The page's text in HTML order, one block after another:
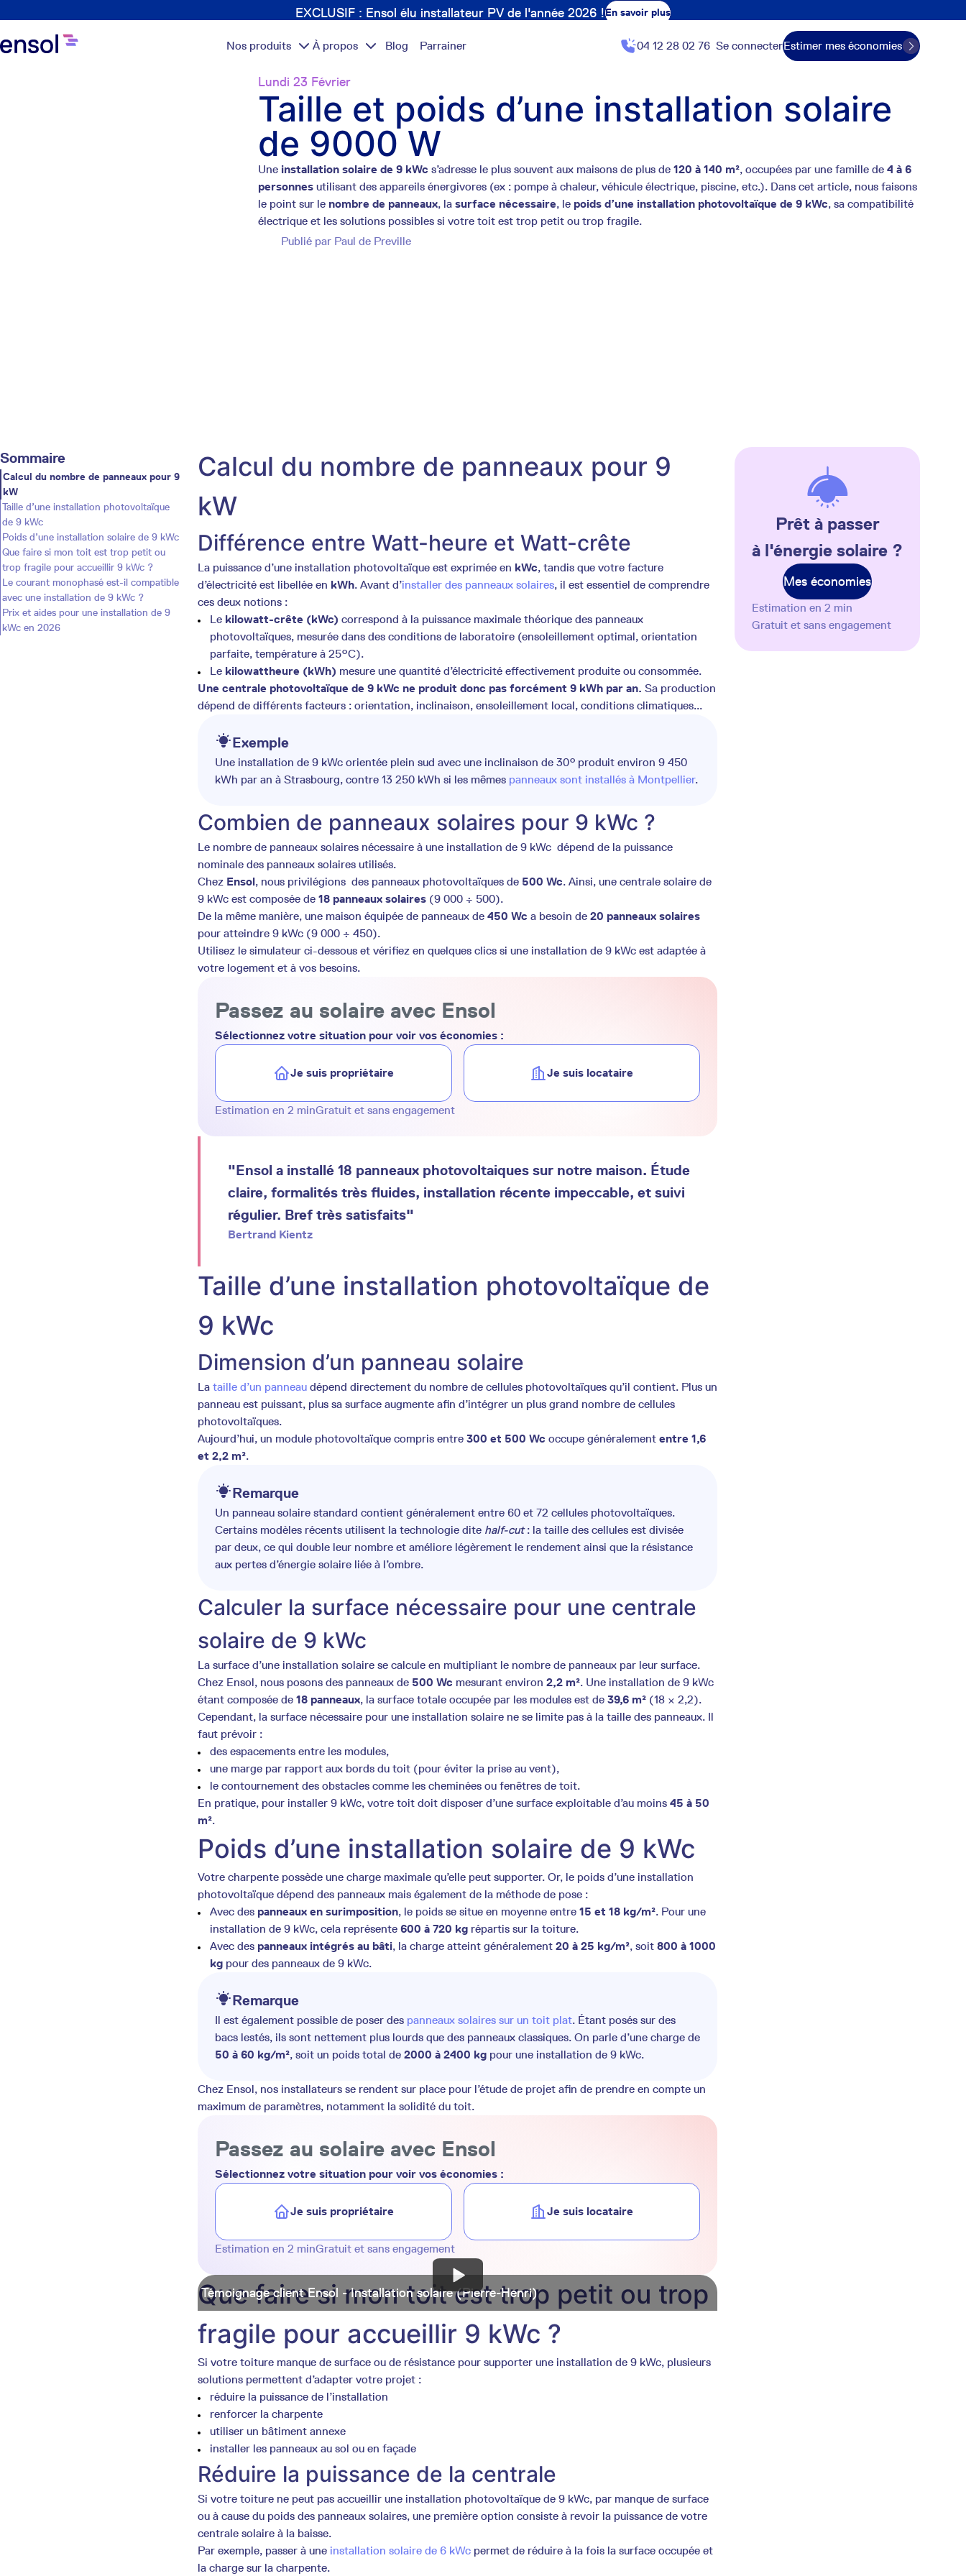
EXCLUSIF : Ensol élu installateur PV de l'année 2026 !En savoir plus
Nos produits À propos Blog Parrainer 04 12 28 02 76 Se connecterEstimer mes économies
Lundi 23 Février
Taille et poids d’une installation solaire
de 9000 W
Une installation solaire de 9 kWc s’adresse le plus souvent aux maisons de plus de120 à 140 m², occupées par une famille de4 à 6
personnes utilisant des appareils énergivores (ex : pompe à chaleur, véhicule électrique, piscine, etc.). Dans cet article, nous faisons
le point sur le nombre de panneaux, lasurface nécessaire, le poids d’une installation photovoltaïque de 9 kWc, sa compatibilité
électrique et les solutions possibles si votre toit est trop petit ou trop fragile.
Publié par Paul de Preville
Sommaire
Calcul du nombre de panneaux pour 9
kW
Taille d’une installation photovoltaïque
de 9 kWc
Poids d’une installation solaire de 9 kWc
Que faire si mon toit est trop petit ou
trop fragile pour accueillir 9 kWc ?
Le courant monophasé est-il compatible
avec une installation de 9 kWc ?
Prix et aides pour une installation de 9
kWc en 2026
Calcul du nombre de panneaux pour 9
kW
Différence entre Watt-heure et Watt-crête
La puissance d’une installation photovoltaïque est exprimée en kWc, tandis que votre facture
d’électricité est libellée en kWh. Avant d’installer des panneaux solaires, il est essentiel de comprendre
ces deux notions :
Le kilowatt-crête (kWc) correspond à la puissance maximale théorique des panneaux
photovoltaïques, mesurée dans des conditions de laboratoire (ensoleillement optimal, orientation
parfaite, température à 25°C).
Le kilowattheure (kWh) mesure une quantité d’électricité effectivement produite ou consommée.
Une centrale photovoltaïque de 9 kWc ne produit donc pas forcément 9 kWh par an. Sa production
dépend de différents facteurs : orientation, inclinaison, ensoleillement local, conditions climatiques...
Exemple
Une installation de 9 kWc orientée plein sud avec une inclinaison de 30° produit environ 9 450
kWh par an à Strasbourg, contre 13 250 kWh si les mêmes panneaux sont installés à Montpellier.
Combien de panneaux solaires pour 9 kWc ?
Le nombre de panneaux solaires nécessaire à une installation de 9 kWc dépend de la puissance
nominale des panneaux solaires utilisés.
Chez Ensol, nous privilégions des panneaux photovoltaïques de 500 Wc. Ainsi, une centrale solaire de
9 kWc est composée de 18 panneaux solaires (9 000 ÷ 500).
De la même manière, une maison équipée de panneaux de 450 Wc a besoin de 20 panneaux solaires
pour atteindre 9 kWc (9 000 ÷ 450).
Utilisez le simulateur ci-dessous et vérifiez en quelques clics si une installation de 9 kWc est adaptée à
votre logement et à vos besoins.
Passez au solaire avec Ensol
Sélectionnez votre situation pour voir vos économies :
Je suis propriétaire Je suis locataire
Estimation en 2 minGratuit et sans engagement
"Ensol a installé 18 panneaux photovoltaiques sur notre maison. Étude
claire, formalités très fluides, installation récente impeccable, et suivi
régulier. Bref très satisfaits"
Bertrand Kientz
Taille d’une installation photovoltaïque de
9 kWc
Dimension d’un panneau solaire
La taille d’un panneau dépend directement du nombre de cellules photovoltaïques qu’il contient. Plus un
panneau est puissant, plus sa surface augmente afin d’intégrer un plus grand nombre de cellules
photovoltaïques.
Aujourd’hui, un module photovoltaïque compris entre 300 et 500 Wc occupe généralement entre 1,6
et 2,2 m².
Remarque
Un panneau solaire standard contient généralement entre 60 et 72 cellules photovoltaïques.
Certains modèles récents utilisent la technologie dite half-cut: la taille des cellules est divisée
par deux, ce qui double leur nombre et améliore légèrement le rendement ainsi que la résistance
aux pertes d’énergie solaire liée à l’ombre.
Calculer la surface nécessaire pour une centrale
solaire de 9 kWc
La surface d’une installation solaire se calcule en multipliant le nombre de panneaux par leur surface.
Chez Ensol, nous posons des panneaux de 500 Wc mesurant environ 2,2 m². Une installation de 9 kWc
étant composée de 18 panneaux, la surface totale occupée par les modules est de 39,6 m² (18 × 2,2).
Cependant, la surface nécessaire pour une installation solaire ne se limite pas à la taille des panneaux. Il
faut prévoir :
des espacements entre les modules,
une marge par rapport aux bords du toit (pour éviter la prise au vent),
le contournement des obstacles comme les cheminées ou fenêtres de toit.
En pratique, pour installer 9 kWc, votre toit doit disposer d’une surface exploitable d’au moins 45 à 50
m².
Poids d’une installation solaire de 9 kWc
Votre charpente possède une charge maximale qu’elle peut supporter. Or, le poids d’une installation
photovoltaïque dépend des panneaux mais également de la méthode de pose :
Avec des panneaux en surimposition, le poids se situe en moyenne entre 15 et 18 kg/m². Pour une
installation de 9 kWc, cela représente 600 à 720 kg répartis sur la toiture.
Avec des panneaux intégrés au bâti, la charge atteint généralement 20 à 25 kg/m², soit 800 à 1000
kg pour des panneaux de 9 kWc.
Remarque
Il est également possible de poser des panneaux solaires sur un toit plat. Étant posés sur des
bacs lestés, ils sont nettement plus lourds que des panneaux classiques. On parle d’une charge de
50 à 60 kg/m², soit un poids total de 2000 à 2400 kg pour une installation de 9 kWc.
Chez Ensol, nos installateurs se rendent sur place pour l’étude de projet afin de prendre en compte un
maximum de paramètres, notamment la solidité du toit.
Passez au solaire avec Ensol
Sélectionnez votre situation pour voir vos économies :
Je suis propriétaire Je suis locataire
Estimation en 2 minGratuit et sans engagement
Témoignage client Ensol - Installation solaire (Pierre-Henri)
Que faire si mon toit est trop petit ou trop
fragile pour accueillir 9 kWc ?
Si votre toiture manque de surface ou de résistance pour supporter une installation de 9 kWc, plusieurs
solutions permettent d’adapter votre projet :
réduire la puissance de l’installation
renforcer la charpente
utiliser un bâtiment annexe
installer les panneaux au sol ou en façade
Réduire la puissance de la centrale
Si votre toiture ne peut pas accueillir une installation photovoltaïque de 9 kWc, par manque de surface
ou à cause du poids des panneaux solaires, une première option consiste à revoir la puissance de votre
centrale solaire à la baisse.
Par exemple, passer à une installation solaire de 6 kWc permet de réduire à la fois la surface occupée et
la charge sur la charpente.
Prêt à passer
à l'énergie solaire ?
Mes économies
Estimation en 2 min
Gratuit et sans engagement